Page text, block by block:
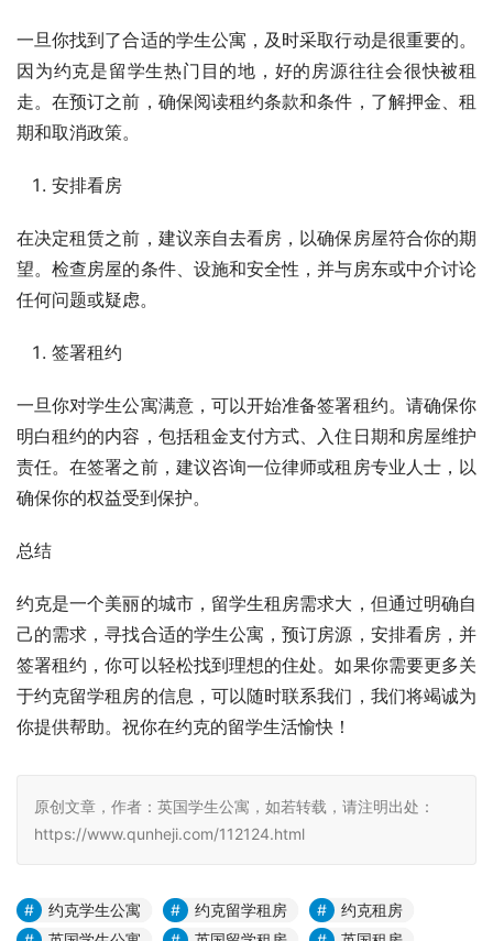
一旦你找到了合适的学生公寓，及时采取行动是很重要的。
因为约克是留学生热门目的地，好的房源往往会很快被租
走。在预订之前，确保阅读租约条款和条件，了解押金、租
期和取消政策。
安排看房
在决定租赁之前，建议亲自去看房，以确保房屋符合你的期
望。检查房屋的条件、设施和安全性，并与房东或中介讨论
任何问题或疑虑。
签署租约
一旦你对学生公寓满意，可以开始准备签署租约。请确保你
明白租约的内容，包括租金支付方式、入住日期和房屋维护
责任。在签署之前，建议咨询一位律师或租房专业人士，以
确保你的权益受到保护。
总结
约克是一个美丽的城市，留学生租房需求大，但通过明确自
己的需求，寻找合适的学生公寓，预订房源，安排看房，并
签署租约，你可以轻松找到理想的住处。如果你需要更多关
于约克留学租房的信息，可以随时联系我们，我们将竭诚为
你提供帮助。祝你在约克的留学生活愉快！
原创文章，作者：英国学生公寓，如若转载，请注明出处：
https://www.qunheji.com/112124.html
约克学生公寓 约克留学租房
约克租房